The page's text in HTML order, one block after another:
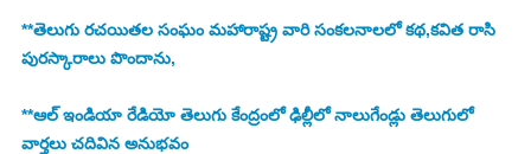
**తెలుగు రచయితల సంఘం మహారాష్ట్ర వారి సంకలనాలలో కథ,కవిత రాసి
పురస్కారాలు పొందాను,
**ఆల్ ఇండియా రేడియో తెలుగు కేంద్రంలో ఢిల్లీలో నాలుగేండ్లు తెలుగులో
వార్తలు చదివిన అనుభవం